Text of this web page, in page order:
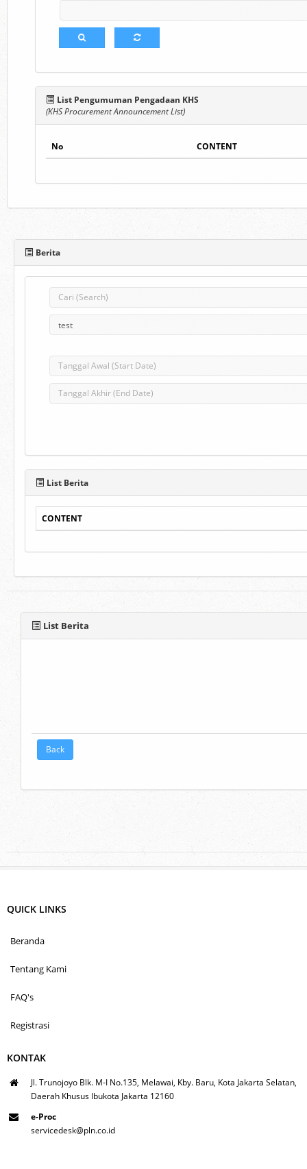
List Pengumuman Pengadaan KHS
(KHS Procurement Announcement List)
No CONTENT
Berita
List Berita
CONTENT
List Berita
Back
QUICK LINKS
Beranda
Tentang Kami
FAQ's
Registrasi
KONTAK
Jl. Trunojoyo Blk. M-I No.135, Melawai, Kby. Baru, Kota Jakarta Selatan,
Daerah Khusus Ibukota Jakarta 12160
e-Proc
servicedesk@pln.co.id